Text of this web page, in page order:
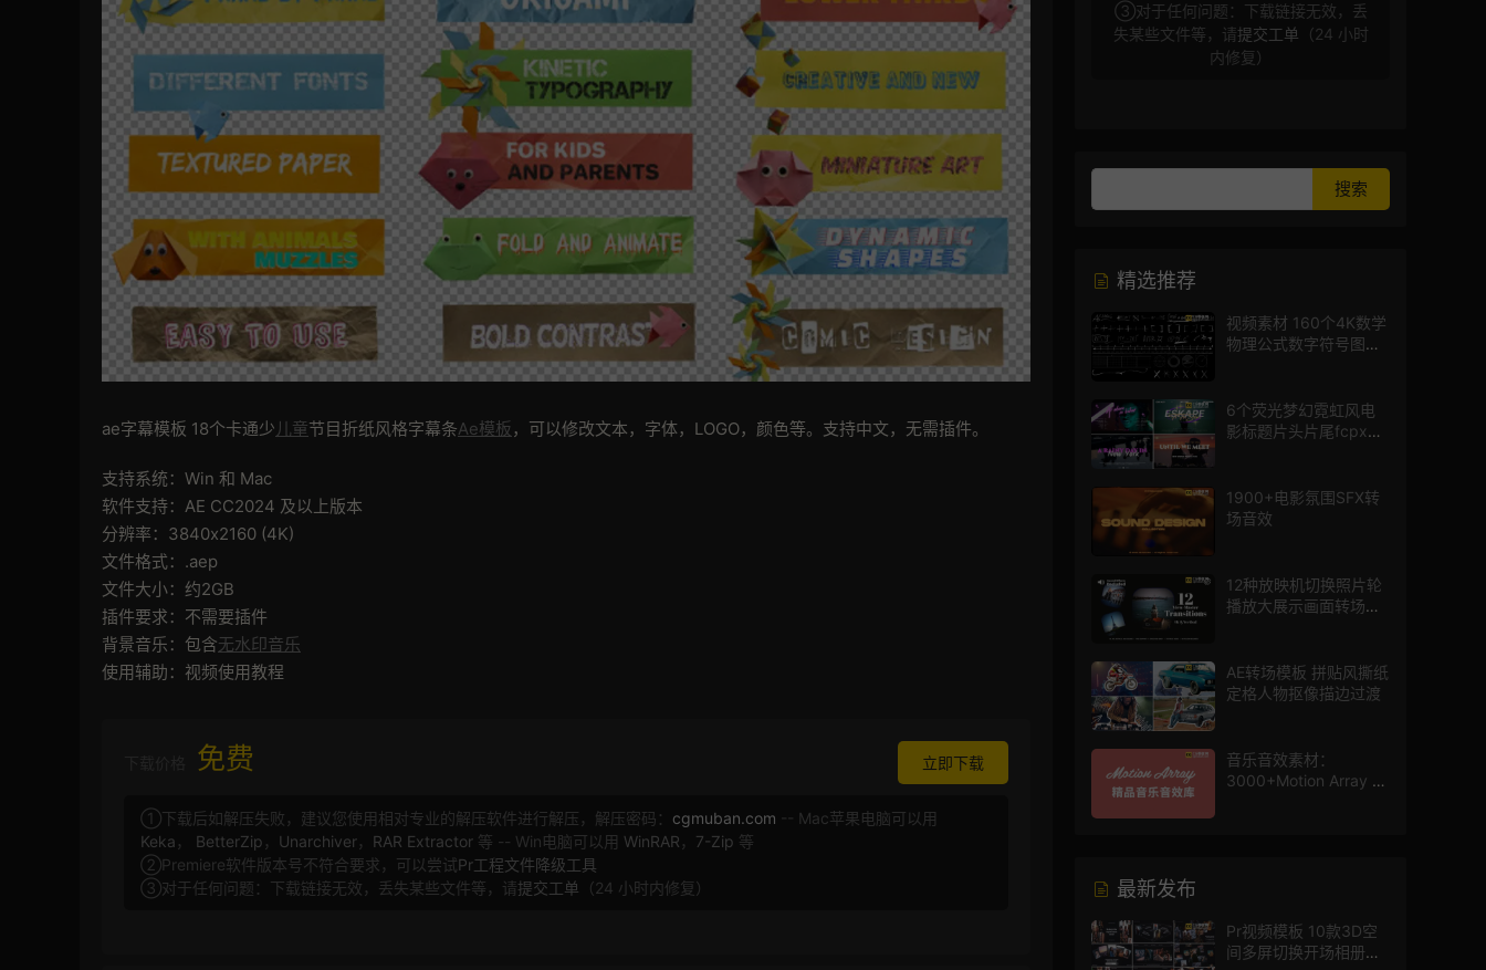
ae字幕模板 18个卡通少儿童节目折纸风格字幕条Ae模板 ，可以修改文本，字体，LOGO，颜色等。支持中文，无需插件。
支持系统：Win 和 Mac
软件支持：AE CC2024 及以上版本
分辨率：3840x2160 (4K)
文件格式：.aep
文件大小：约2GB
插件要求：不需要插件
背景音乐：包含无水印音乐
使用辅助：视频使用教程
免费 立即下载
①下载后如解压失败，建议您使用相对专业的解压软件进行解压，解压密码： cgmuban.com -- Mac苹果电脑可以用
Keka ， BetterZip ， Unarchiver， RAR Extractor 等 -- Win电脑可以用 WinRAR ， 7-Zip 等
②Premiere软件版本号不符合要求，可以尝试Pr工程文件降级工具
③对于任何问题：下载链接无效，丢失某些文件等，请提交工单 （24 小时内修复）
③对于任何问题：下载链接无效，丢
失某些文件等，请提交工单 （24 小时
内修复）
精选推荐
视频素材 160个4K数学
物理公式数字符号图标
6个荧光梦幻霓虹风电
影标题片头片尾fcpx插
1900+电影氛围SFX转
场音效
12种放映机切换照片轮
播放大展示画面转场动
AE转场模板 拼贴风撕纸
定格人物抠像描边过渡
音乐音效素材：
3000+Motion Array 影
最新发布
Pr视频模板 10款3D空
间多屏切换开场相册视